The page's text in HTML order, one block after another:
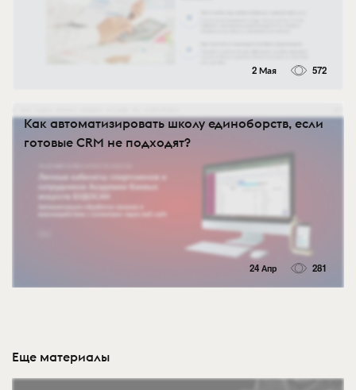
2 Мая 572
Как автоматизировать школу единоборств, если
готовые CRM не подходят?
24 Апр 281
Еще материалы